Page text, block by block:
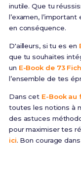
inutile. Que tu
l’examen,
en conséquence.
D'ailleurs, si tu es en
que tu souhaites
un E-Book de 73
l’ensemble de tes
Dans cet E-Book au
toutes les notions à
des astuces
pour maximiser tes
ici. Bon courage